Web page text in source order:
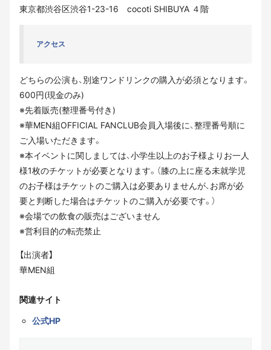
東京都渋谷区渋谷1-23-16 cocoti SHIBUYA ４階
アクセス
どちらの公演も、別途ワンドリンクの購入が必須となります。
600円(現金のみ)
※先着販売(整理番号付き)
※華MEN組OFFICIAL FANCLUB会員入場後に、整理番号順に
ご入場いただきます。
※本イベントに関しましては、小学生以上のお子様よりお一人
様1枚のチケットが必要となります。（膝の上に座る未就学児
のお子様はチケットのご購入は必要ありませんが、お席が必
要と判断した場合はチケットのご購入が必要です。）
※会場での飲食の販売はございません
※営利目的の転売禁止
【出演者】
華MEN組
関連サイト
公式HP